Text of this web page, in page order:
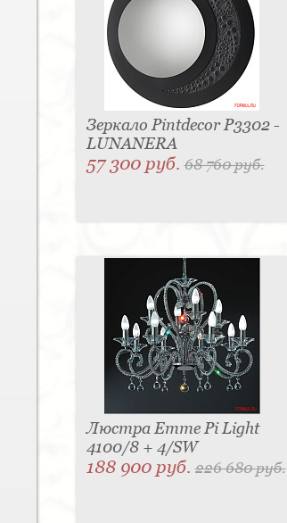
Зеркало Pintdecor P3302 -
LUNANERA
57 300 руб.68 760 руб.
Люстра Emme Pi Light
4100/8 + 4/SW
188 900 руб.226 680 руб.